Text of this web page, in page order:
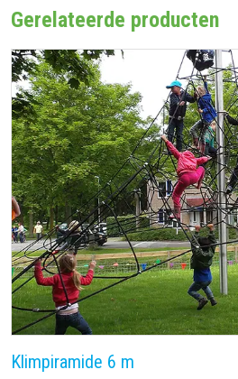
Gerelateerde producten
Klimpiramide 6 m